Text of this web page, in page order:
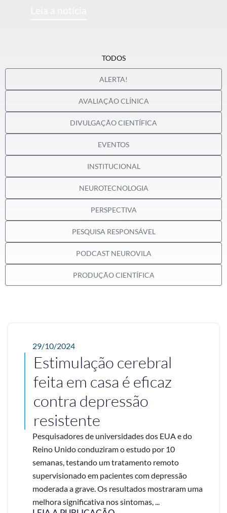
ALERTA!
AVALIAÇÃO CLÍNICA
DIVULGAÇÃO CIENTÍFICA
EVENTOS
INSTITUCIONAL
NEUROTECNOLOGIA
PERSPECTIVA
PESQUISA RESPONSÁVEL
PODCAST NEUROVILA
PRODUÇÃO CIENTÍFICA
TODOS
29/10/2024
Estimulação cerebral
feita em casa é eficaz
contra depressão
resistente
Pesquisadores de universidades dos EUA e do
Reino Unido conduziram o estudo por 10
semanas, testando um tratamento remoto
supervisionado em pacientes com depressão
moderada a grave. Os resultados mostraram uma
melhora significativa nos sintomas, ...